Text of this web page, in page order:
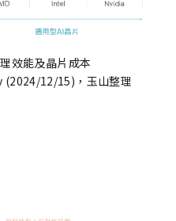
效能及晶片成本
12/15)，玉山整理